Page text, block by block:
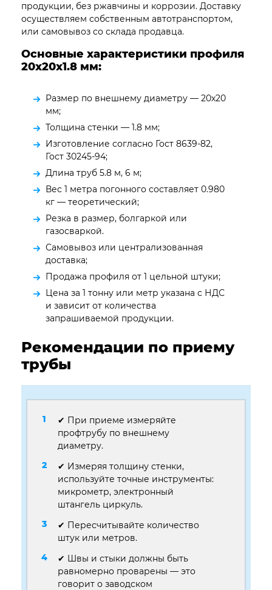
продукции, без ржавчины и коррозии. Доставку
осуществляем собственным автотранспортом,
или самовывоз со склада продавца.
Основные характеристики профиля
20х20х1.8 мм:
Размер по внешнему диаметру — 20х20
мм;
Толщина стенки — 1.8 мм;
Изготовление согласно Гост 8639-82,
Гост 30245-94;
Длина труб 5.8 м, 6 м;
Вес 1 метра погонного составляет 0.980
кг — теоретический;
Резка в размер, болгаркой или
газосваркой.
Самовывоз или централизованная
доставка;
Продажа профиля от 1 цельной штуки;
Цена за 1 тонну или метр указана с НДС
и зависит от количества
запрашиваемой продукции.
Рекомендации по приему
трубы
✔ При приеме измеряйте
профтрубу по внешнему
диаметру.
✔ Измеряя толщину стенки,
используйте точные инструменты:
микрометр, электронный
штангель циркуль.
✔ Пересчитывайте количество
штук или метров.
✔ Швы и стыки должны быть
равномерно проварены — это
говорит о заводском